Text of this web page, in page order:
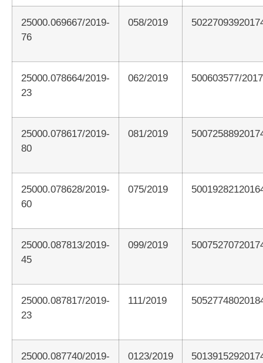
25000.069667/2019-
76
058/2019
25000.078664/2019-
23
062/2019 500603577/
25000.078617/2019-
80
081/2019
25000.078628/2019-
60
075/2019
25000.087813/2019-
45
099/2019
25000.087817/2019-
23
111/2019
25000.087740/2019-
0123/2019